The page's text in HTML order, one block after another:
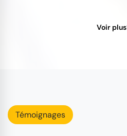
Voir plus
Témoignages